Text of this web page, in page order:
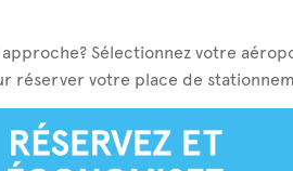
Sélectionnez votre
réserver votre place de